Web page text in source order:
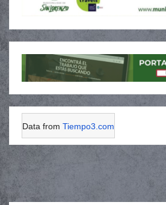
Data from Tiempo3.com